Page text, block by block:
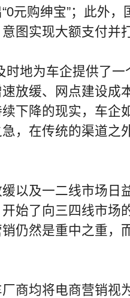
元购绅宝”；此外
图实现大额支付并
地为车企提供了一
放缓、网点建设成
下降的现实，车企
，在传统的渠道之
及一二线市场日
始了向三四线市场
仍然是重中之重，
均将电商营销视